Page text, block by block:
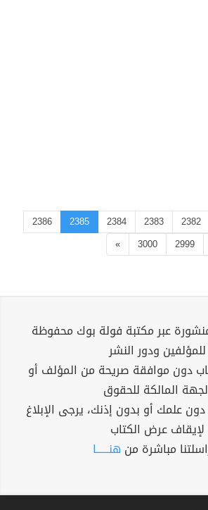
2382
2383
2384
2385
2386
2999
3000
»
عبر مكتبة فولة بوك محفوظة
للمؤلفين ودور النشر
دون موافقة صريحة من المؤلف أو
المالكة للحقوق
علمك أو بدون إذنك، يرجى الإبلاغ
لإيقاف عرض الكتاب
مباشرة من هنــــــا